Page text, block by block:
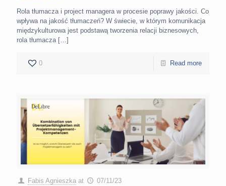
Rola tłumacza i project managera w procesie poprawy jakości. Co
wpływa na jakość tłumaczeń? W świecie, w którym komunikacja
międzykulturowa jest podstawą tworzenia relacji biznesowych,
rola tłumacza[…]
0 Read more
Fabis Agnieszka at 07/11/23